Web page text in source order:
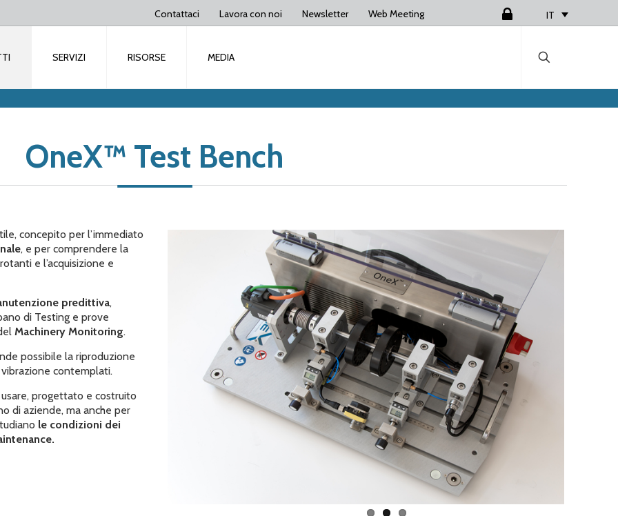
Contattaci Lavora con noi Newsletter Web Meeting IT
SERVIZI RISORSE MEDIA
OneX™ Test Bench
concepito per l’immediato
, e per comprendere la
e l’acquisizione e
predittiva,
di Testing e prove
Machinery Monitoring.
possibile la riproduzione
contemplati.
progettato e costruito
di aziende, ma anche per
le condizioni dei